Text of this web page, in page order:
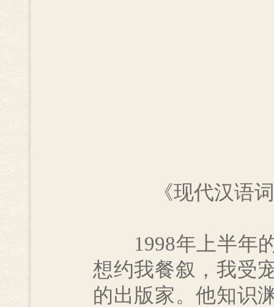
《现代汉语
1998年上半年的
想约我餐叙，我受
的出版家。他知识